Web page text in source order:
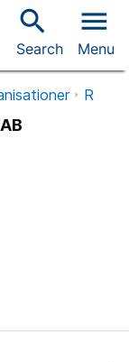
search
Search
menu
Menu
R